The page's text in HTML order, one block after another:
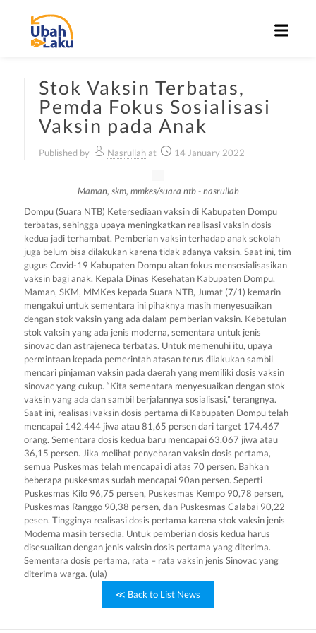
Stok Vaksin Terbatas,
Pemda Fokus Sosialisasi
Vaksin pada Anak
Published by Nasrullah at 14 January 2022
Maman, skm, mmkes/suara ntb - nasrullah
Dompu (Suara NTB) Ketersediaan vaksin di Kabupaten Dompu
terbatas, sehingga upaya meningkatkan realisasi vaksin dosis
kedua jadi terhambat. Pemberian vaksin terhadap anak sekolah
juga belum bisa dilakukan karena tidak adanya vaksin. Saat ini, tim
gugus Covid-19 Kabupaten Dompu akan fokus mensosialisasikan
vaksin bagi anak. Kepala Dinas Kesehatan Kabupaten Dompu,
Maman, SKM, MMKes kepada Suara NTB, Jumat (7/1) kemarin
mengakui untuk sementara ini pihaknya masih menyesuaikan
dengan stok vaksin yang ada dalam pemberian vaksin. Kebetulan
stok vaksin yang ada jenis moderna, sementara untuk jenis
sinovac dan astrajeneca terbatas. Untuk memenuhi itu, upaya
permintaan kepada pemerintah atasan terus dilakukan sambil
mencari pinjaman vaksin pada daerah yang memiliki dosis vaksin
sinovac yang cukup. “Kita sementara menyesuaikan dengan stok
vaksin yang ada dan sambil berjalannya sosialisasi,” terangnya.
Saat ini, realisasi vaksin dosis pertama di Kabupaten Dompu telah
mencapai 142.444 jiwa atau 81,65 persen dari target 174.467
orang. Sementara dosis kedua baru mencapai 63.067 jiwa atau
36,15 persen. Jika melihat penyebaran vaksin dosis pertama,
semua Puskesmas telah mencapai di atas 70 persen. Bahkan
beberapa puskesmas sudah mencapai 90an persen. Seperti
Puskesmas Kilo 96,75 persen, Puskesmas Kempo 90,78 persen,
Puskesmas Ranggo 90,38 persen, dan Puskesmas Calabai 90,22
pesen. Tingginya realisasi dosis pertama karena stok vaksin jenis
Moderna masih tersedia. Untuk pemberian dosis kedua harus
disesuaikan dengan jenis vaksin dosis pertama yang diterima.
Sementara dosis pertama, rata – rata vaksin jenis Sinovac yang
diterima warga. (ula)
≪ Back to List News